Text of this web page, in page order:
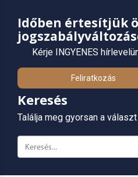
Időben értesítjük
Kérje INGYENES
Feliratkozás
Keresés
Találja meg gyorsan a